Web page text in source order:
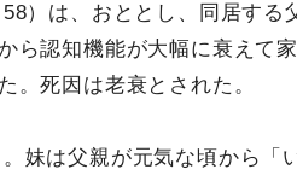
）は、おととし、同居する
ら認知機能が大幅に衰えて
。死因は老衰とされた。
妹は父親が元気な頃から「